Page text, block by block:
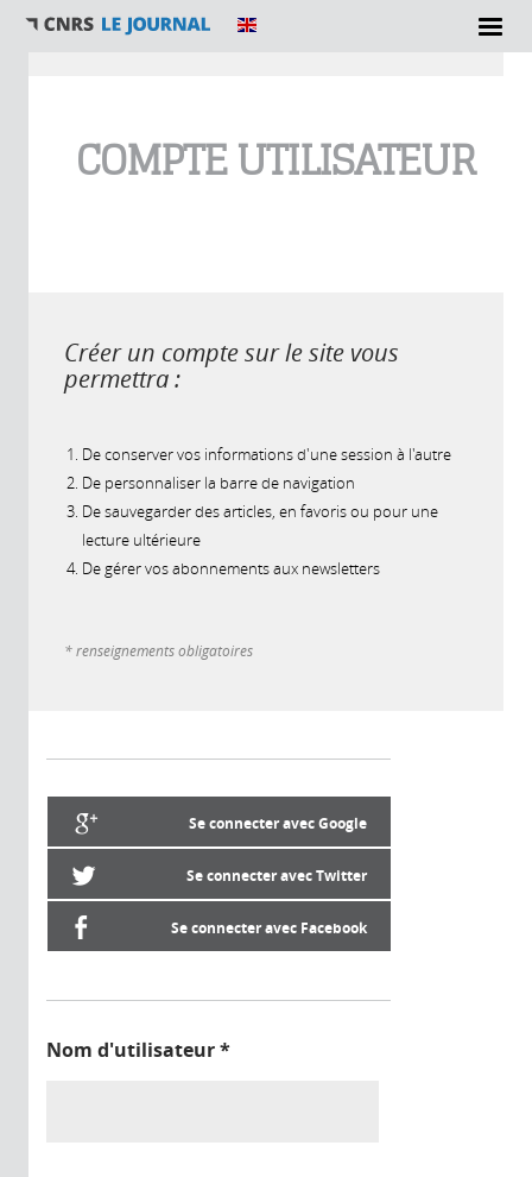
COMPTE UTILISATEUR
Créer un compte sur le site vous
permettra :
De conserver vos informations d'une session à l'autre
De personnaliser la barre de navigation
De sauvegarder des articles, en favoris ou pour une
lecture ultérieure
De gérer vos abonnements aux newsletters
* renseignements obligatoires
Se connecter avec Google
Se connecter avec Twitter
Se connecter avec Facebook
Nom d'utilisateur*